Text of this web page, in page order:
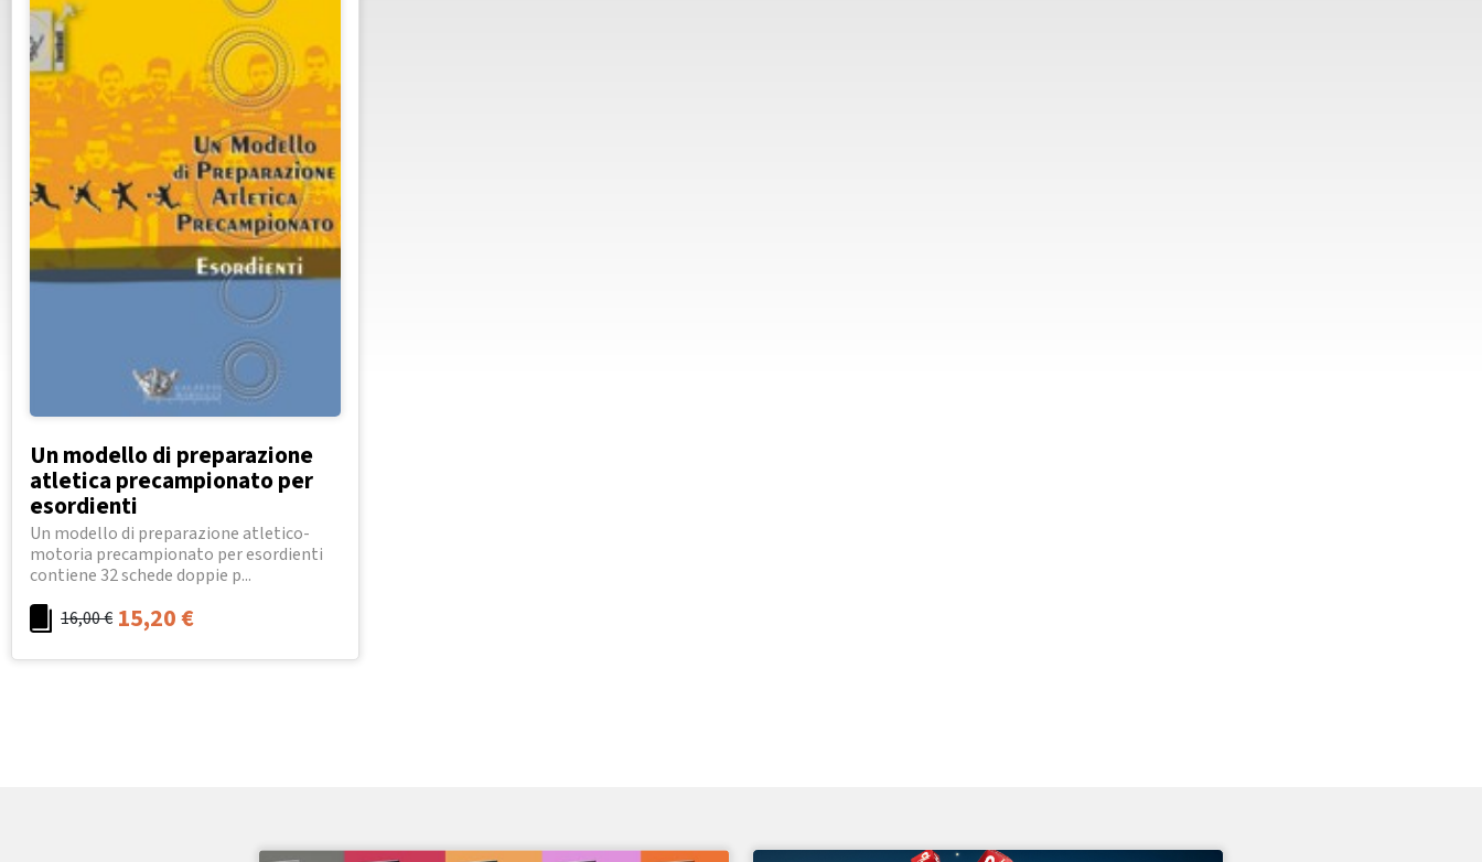
Un modello di preparazione
atletica precampionato per
esordienti
Un modello di preparazione atletico-
motoria precampionato per esordienti
contiene 32 schede doppie p...
16,00€ 15,20€